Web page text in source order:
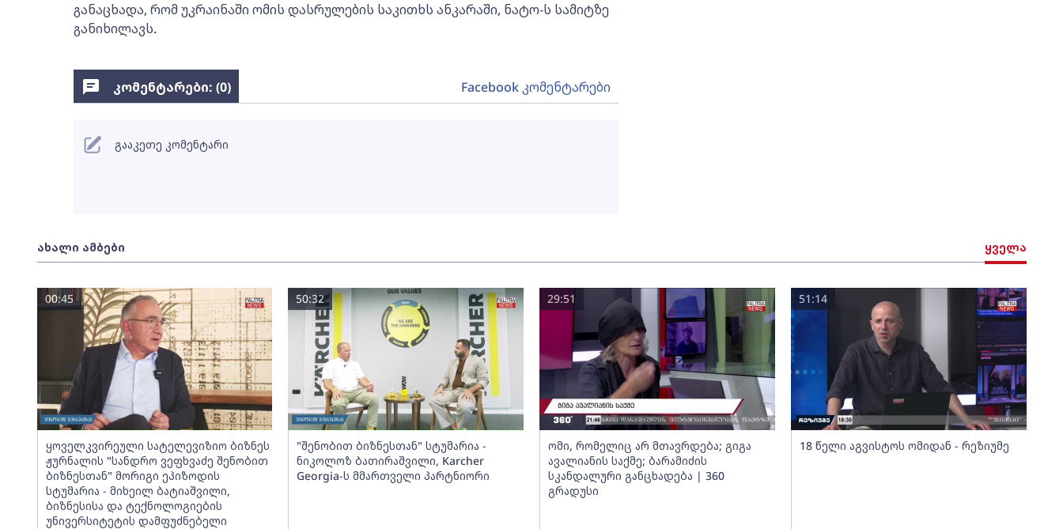
განაცხადა, რომ უკრაინაში ომის დასრულების საკითხს ანკარაში, ნატო-ს სამიტზე
განიხილავს.
ახალი ამბები ყველა
ყოველკვირეული სატელევიზიო ბიზნეს
ჟურნალის "სანდრო ვეფხვაძე შენობით
ბიზნესთან" მორიგი ეპიზოდის
სტუმარია - მიხეილ ბატიაშვილი,
ბიზნესისა და ტექნოლოგიების
უნივერსიტეტის დამფუძნებელი
00:45
"შენობით ბიზნესთან" სტუმარია -
ნიკოლოზ ბათირაშვილი, Karcher
Georgia-ს მმართველი პარტნიორი
50:32
ომი, რომელიც არ მთავრდება; გიგა
ავალიანის საქმე; ბარამიძის
სკანდალური განცხადება | 360
გრადუსი
29:51
18 წელი აგვისტოს ომიდან - რეზიუმე
51:14
კომენტარები: (0) Facebook კომენტარები
გააკეთე კომენტარი